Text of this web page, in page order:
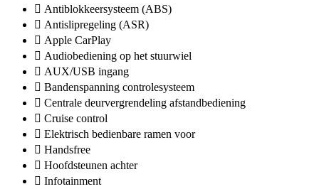
Antiblokkeersysteem (ABS)
Antislipregeling (ASR)
Apple CarPlay
Audiobediening op het stuurwiel
AUX/USB ingang
Bandenspanning controlesysteem
Centrale deurvergrendeling afstandbediening
Cruise control
Elektrisch bedienbare ramen voor
Handsfree
Hoofdsteunen achter
Infotainment